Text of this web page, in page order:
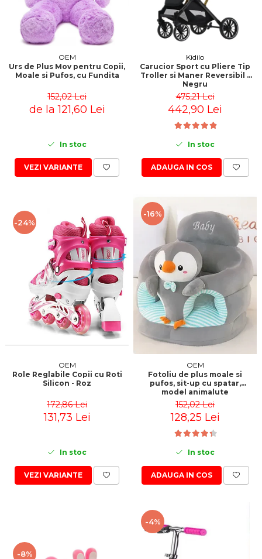
OEM
Urs de Plus Mov pentru Copii,
Moale si Pufos, cu Fundita
152,02 Lei
de la 121,60 Lei
In stoc
VEZI VARIANTE
Kidilo
Carucior Sport cu Pliere Tip
Troller si Maner Reversibil -
Negru
475,21 Lei
442,90 Lei
In stoc
ADAUGA IN COS
-24%
OEM
Role Reglabile Copii cu Roti
Silicon - Roz
172,86 Lei
131,73 Lei
In stoc
VEZI VARIANTE
-16%
OEM
Fotoliu de plus moale si
pufos, sit-up cu spatar,
model animalute
152,02 Lei
128,25 Lei
In stoc
ADAUGA IN COS
-8%
-4%